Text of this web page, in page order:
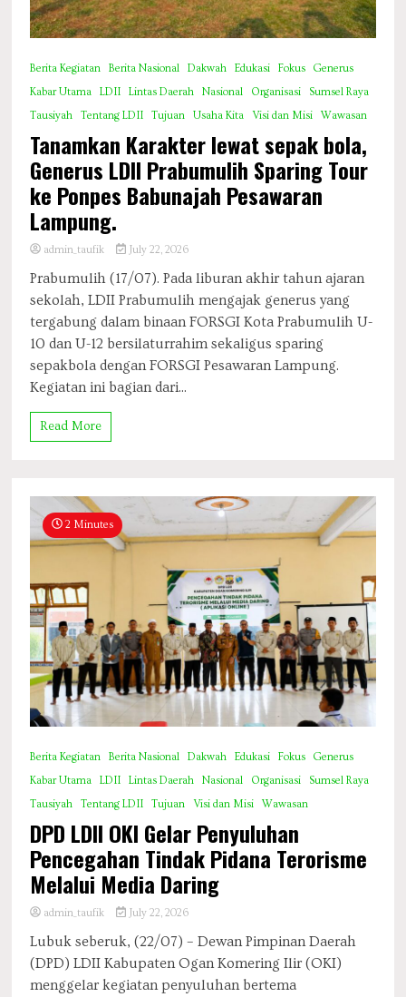
Berita Kegiatan Berita Nasional Dakwah Edukasi Fokus
Generus
Kabar Utama
LDII Lintas Daerah Nasional Organisasi
Sumsel Raya
Tausiyah
Tentang LDII Tujuan Usaha Kita Visi dan Misi Wawasan
Tanamkan Karakter lewat sepak bola,
Generus LDII Prabumulih Sparing Tour
ke Ponpes Babunajah Pesawaran
Lampung.
admin_taufik July 22, 2026
Prabumulih (17/07). Pada liburan akhir tahun ajaran
sekolah, LDII Prabumulih mengajak generus yang
tergabung dalam binaan FORSGI Kota Prabumulih U-
10 dan U-12 bersilaturrahim sekaligus sparing
sepakbola dengan FORSGI Pesawaran Lampung.
Kegiatan ini bagian dari...
Read More
2 Minutes
Berita Kegiatan Berita Nasional Dakwah Edukasi Fokus
Generus
Kabar Utama
LDII Lintas Daerah Nasional Organisasi
Sumsel Raya
Tausiyah
Tentang LDII Tujuan Visi dan Misi Wawasan
DPD LDII OKI Gelar Penyuluhan
Pencegahan Tindak Pidana Terorisme
Melalui Media Daring
admin_taufik July 22, 2026
Lubuk seberuk, (22/07) – Dewan Pimpinan Daerah
(DPD) LDII Kabupaten Ogan Komering Ilir (OKI)
menggelar kegiatan penyuluhan bertema